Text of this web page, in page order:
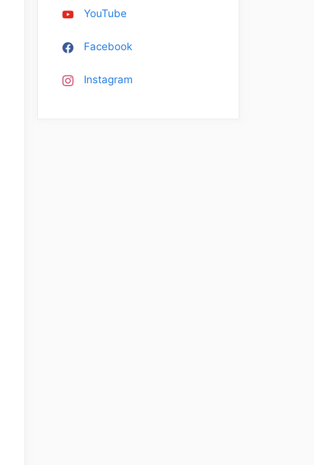
YouTube
Facebook
Instagram